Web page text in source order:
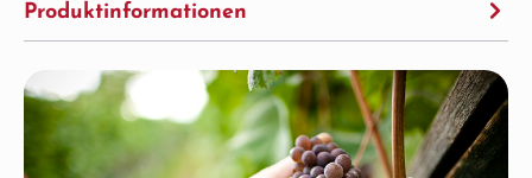
Produktinformationen